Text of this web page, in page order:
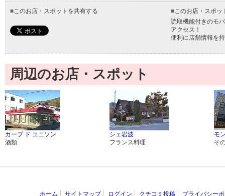
■このお店・スポットを共有する ■このお店・スポッ
読取機能付きのモ
アクセス！
便利に店舗情報を
周辺のお店・スポット
カーブ ド ユニソン
酒類
シェ岩波
フランス料理
モ
そ
ホーム サイトマップ ログイン クチコミ投稿 プライバシー